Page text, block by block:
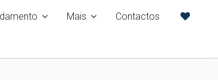
Mais Contactos